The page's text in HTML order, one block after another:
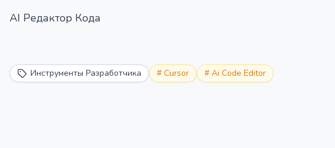
AI Редактор Кода
Инструменты Разработчика # Cursor # Ai Code Editor